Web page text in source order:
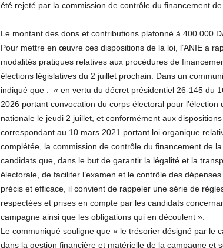
été rejeté par la commission de contrôle du financement
Le montant des dons et contributions plafonné à 400 000
Pour mettre en œuvre ces dispositions de la loi, l’ANIE a
modalités pratiques relatives aux procédures de
élections législatives du 2 juillet prochain. Dans un
indiqué que : « en vertu du décret présidentiel 26-145 du
2026 portant convocation du corps électoral pour l’élection
nationale le jeudi 2 juillet, et conformément aux
correspondant au 10 mars 2021 portant loi organique
complétée, la commission de contrôle du financement de
candidats que, dans le but de garantir la légalité et la
électorale, de faciliter l’examen et le contrôle des
précis et efficace, il convient de rappeler une série de
respectées et prises en compte par les candidats
campagne ainsi que les obligations qui en découlent ».
Le communiqué souligne que « le trésorier désigné par le
dans la gestion financière et matérielle de la campagne et